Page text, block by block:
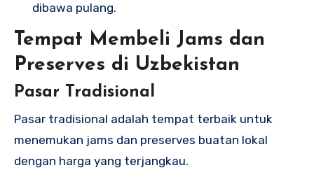
dibawa pulang.
Tempat Membeli Jams dan
Preserves di Uzbekistan
Pasar Tradisional
Pasar tradisional adalah tempat terbaik untuk
menemukan jams dan preserves buatan lokal
dengan harga yang terjangkau.